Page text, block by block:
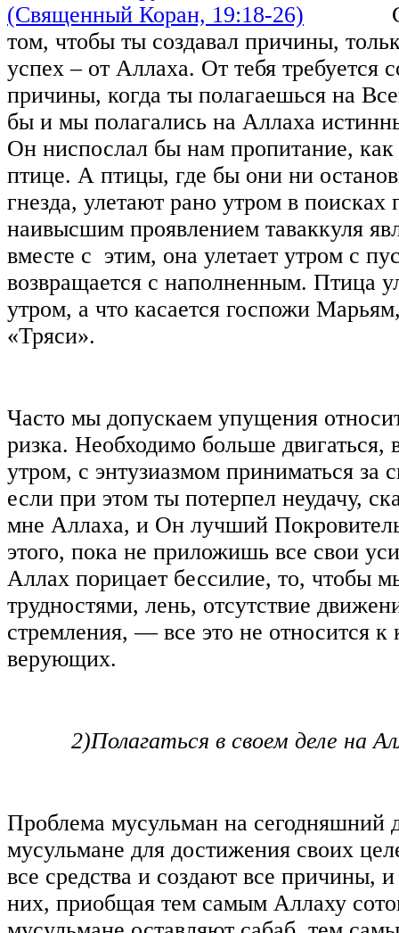
том, чтобы ты создавал причины,
успех – от Аллаха. От тебя требуется
причины, когда ты полагаешься на
бы и мы полагались на Аллаха
Он ниспослал бы нам пропитание, как
птице. А птицы, где бы они ни
гнезда, улетают рано утром в
наивысшим проявлением таваккуля
вместе с этим, она улетает утром с
возвращается с наполненным. Птица
утром, а что касается госпожи
«Тряси».
Часто мы допускаем упущения
ризка. Необходимо больше двигаться,
утром, с энтузиазмом приниматься за
если при этом ты потерпел неудачу,
мне Аллаха, и Он лучший
этого, пока не приложишь все свои
Аллах порицает бессилие, то, чтобы
трудностями, лень, отсутствие
стремления, — все это не относится к
верующих.
2)Полагаться в своем деле на
Проблема мусульман на сегодняшний
мусульмане для достижения своих
все средства и создают все причины,
них, приобщая тем самым Аллаху